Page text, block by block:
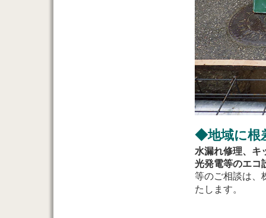
◆地域に根
水漏れ修理、キ
光発電等のエコ
等のご相談は、
たします。